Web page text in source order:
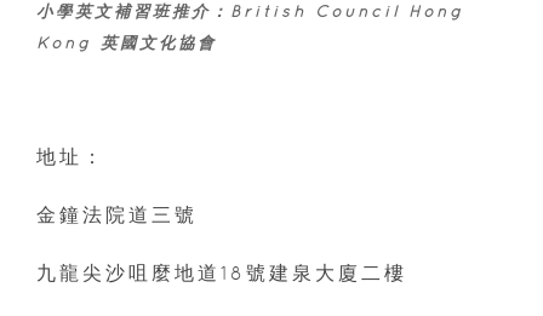
小學英文補習班推介：British Council Hong
Kong 英國文化協會
地址：
金鐘法院道三號
九龍尖沙咀麼地道18號建泉大廈二樓